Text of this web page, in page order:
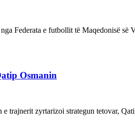
Federata e futbollit të Maqedonisë së
Osmanin
e trajnerit zyrtarizoi strategun tetovar,